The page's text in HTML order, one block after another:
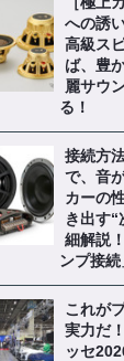
への誘
高級ス
ば、豊
麗サウ
る！
接続方
で、音
カーの
き出す“
細解説
ンプ接続
これが
実力だ
ッセ